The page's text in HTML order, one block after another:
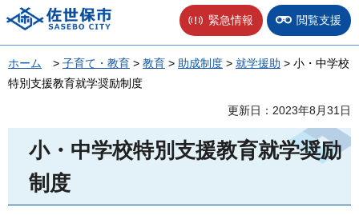
佐世保市 緊急情報 閲覧支援
ホーム > 子育て・教育 > 教育 > 助成制度 > 就学援助 > 小・中学校
特別支援教育就学奨励制度
更新日：2023年8月31日
小・中学校特別支援教育就学奨励
制度